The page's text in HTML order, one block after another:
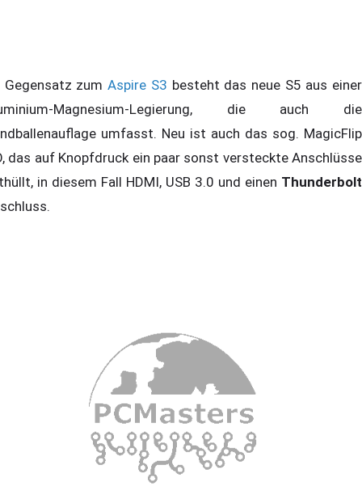
Gegensatz zumAspire S3 besteht das neue S5 aus einer
Magnesium-Legierung, die auch die
umfasst. Neu ist auch das sog. MagicFlip
das auf Knopfdruck ein paar sonst versteckte Anschlüsse
in diesem Fall HDMI, USB 3.0 und einen Thunderbolt